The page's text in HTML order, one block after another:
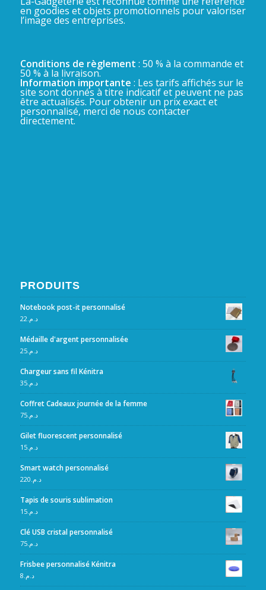
en goodies et objets promotionnels pour valoriser
l’image des entreprises.
Conditions de règlement : 50 % à la commande et
50 % à la livraison.
Information importante : Les tarifs affichés sur le
site sont donnés à titre indicatif et peuvent ne pas
être actualisés. Pour obtenir un prix exact et
personnalisé, merci de nous contacter
directement.
PRODUITS
Notebook post-it personnalisé
د.م.22
Médaille d'argent personnalisée
د.م.25
Chargeur sans fil Kénitra
د.م.35
Coffret Cadeaux journée de la femme
د.م.75
Gilet fluorescent personnalisé
د.م.15
Smart watch personnalisé
د.م.220
Tapis de souris sublimation
د.م.15
Clé USB cristal personnalisé
د.م.75
Frisbee personnalisé Kénitra
د.م.8